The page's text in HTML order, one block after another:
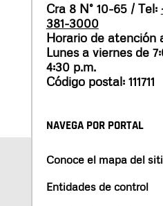
Cra 8 N° 10-65 / Tel:
381-3000
Horario de atención
Lunes a viernes de
4:30 p.m.
Código postal: 111711
NAVEGA POR PORTAL
Conoce el mapa del
Entidades de control